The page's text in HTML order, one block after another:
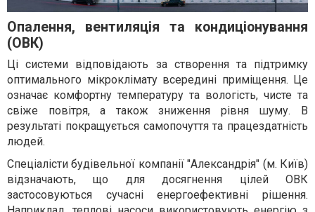
Опалення, вентиляція та кондиціонування
(ОВК)
Ці системи відповідають за створення та підтримку
оптимального мікроклімату всередині приміщення. Це
означає комфортну температуру та вологість, чисте та
свіже повітря, а також зниження рівня шуму. В
результаті покращується самопочуття та працездатність
людей.
Спеціалісти будівельної компанії "Александрія" (м. Київ)
відзначають, що для досягнення цілей ОВК
застосовуються сучасні енергоефективні рішення.